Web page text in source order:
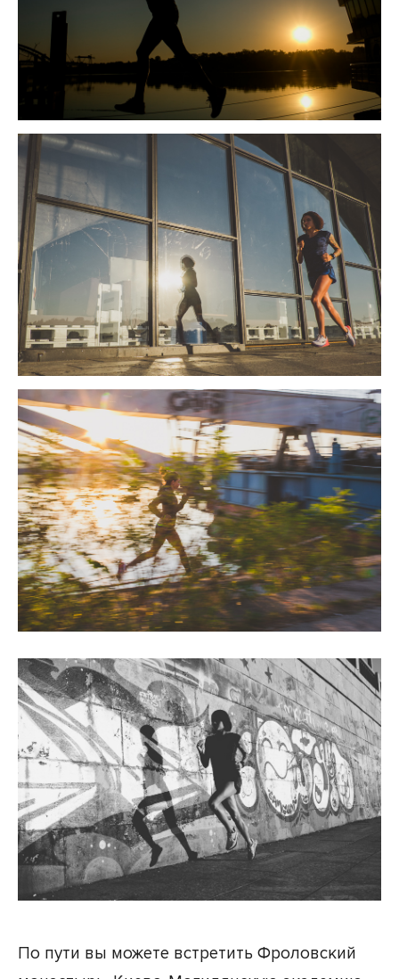
По пути вы можете встретить Фроловский